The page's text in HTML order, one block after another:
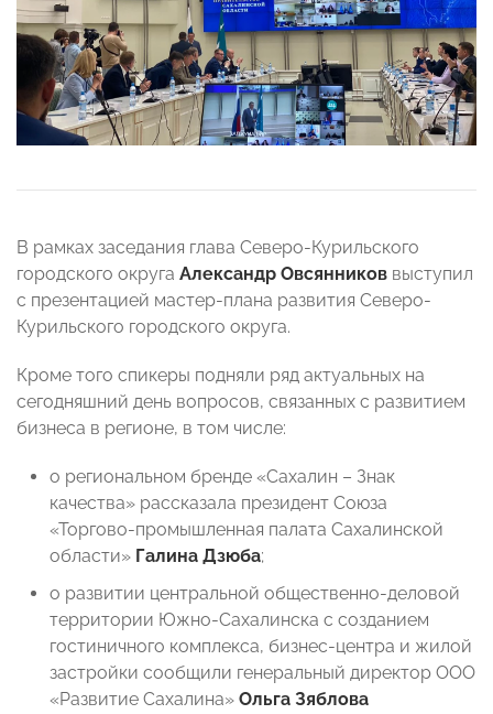
В рамках заседания глава Северо-Курильского
городского округа Александр Овсянников выступил
с презентацией мастер-плана развития Северо-
Курильского городского округа.
Кроме того спикеры подняли ряд актуальных на
сегодняшний день вопросов, связанных с развитием
бизнеса в регионе, в том числе:
о региональном бренде «Сахалин – Знак
качества» рассказала президент Союза
«Торгово-промышленная палата Сахалинской
области» Галина Дзюба;
о развитии центральной общественно-деловой
территории Южно-Сахалинска с созданием
гостиничного комплекса, бизнес-центра и жилой
застройки сообщили генеральный директор ООО
«Развитие Сахалина» Ольга Зяблова